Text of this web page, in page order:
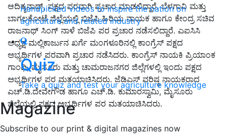
Handpicked videos to inspire the nation on
agriculture and related industry
Quiz
Take a quiz and test your agriculture knowledge
Magazine
Subscribe to our print & digital magazines now
ಆದಿತ್ಯನಾಥ್, ಪಕ್ಷದ ಪರವಾಗಿ ಪ್ರಚಾರ ಮಾಡಲಿದ್ದಾರೆ. ಬೆಳಗಾವಿ ಮತ್ತು
ಬಾಗಲಕೋಟೆ ಜಿಲ್ಲೆಯಲ್ಲಿ ಬಿಜೆಪಿ ಹಿರಿಯ ನಾಯಕ ಹಾಗೂ ಕೇಂದ್ರ ಸಚಿವ
ರಾಜನಾಥ್ ಸಿಂಗ್ ನಾಳೆ ಬಿಜೆಪಿ ಪರ ಪ್ರಚಾರ ನಡೆಸಲಿದ್ದಾರೆ. ಎಐಸಿಸಿ
ಅಧ್ಯಕ್ಷ ಮಲ್ಲಿಕಾರ್ಜುನ ಖರ್ಗೆ ಮಂಗಳೂರಿನಲ್ಲಿ ಕಾಂಗ್ರೆಸ್ ಪಕ್ಷದ
ಅಭ್ಯರ್ಥಿಗಳ ಪರವಾಗಿ ಪ್ರಚಾರ ನಡೆಸಿದರು. ಕಾಂಗ್ರೆಸ್ ನಾಯಕಿ ಪ್ರಿಯಾಂಕ
ಗಾಂಧಿ, ಮೈಸೂರು ಮತ್ತು ಚಾಮರಾಜನಗರ ಜಿಲ್ಲೆಗಳಲ್ಲಿ ಇಂದು ಪಕ್ಷದ
ಅಭ್ಯರ್ಥಿಗಳ ಪರ ಮತಯಾಚಿಸಿದರು. ಜೆಡಿಎಸ್ ವರಿಷ್ಠ ನಾಯಕರಾದ
ಎಚ್.ಡಿ.ದೇವೇಗೌಡ ಹಾಗೂ ಎಚ್.ಡಿ. ಕುಮಾರಸ್ವಾಮಿ, ಮೈಸೂರು
ಜಿಲ್ಲೆಯಲ್ಲಿ ಪಕ್ಷದ ಅಭ್ಯರ್ಥಿಗಳ ಪರ ಮತಯಾಚಿಸಿದರು.